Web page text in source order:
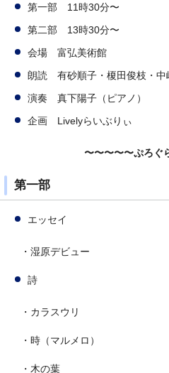
第一部 11時30分〜
第二部 13時30分〜
会場 富弘美術館
朗読 有砂順子・榎田俊枝・
演奏 真下陽子（ピアノ）
企画 Livelyらいぶりぃ
〜〜〜〜〜ぷろぐ
第一部
エッセイ
・湿原デビュー
詩
・カラスウリ
・時（マルメロ）
・木の葉